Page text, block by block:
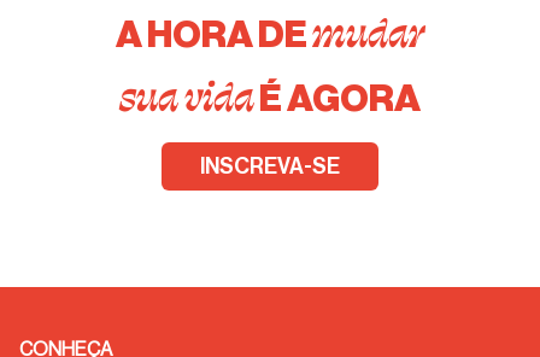
A HORA DEmudar
sua vida É AGORA
INSCREVA-SE
CONHEÇA